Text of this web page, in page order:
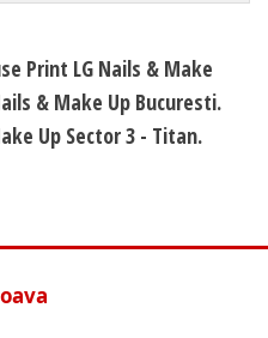
Print LG Nails & Make
& Make Up Bucuresti.
Up Sector 3 - Titan.